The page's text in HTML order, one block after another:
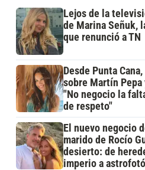
Lejos de la
de Marina Señuk,
que renunció a TN
Desde Punta
sobre Martín Pepa
"No negocio la
de respeto"
El nuevo negocio
marido de Rocío
desierto: de
imperio a